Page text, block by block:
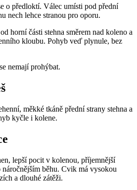
o předloktí. Válec umísti pod přední
nech lehce stranou pro oporu.
horní části stehna směrem nad koleno a
kloubu. Pohyb veď plynule, bez
nemají prohýbat.
měkké tkáně přední strany stehna a
kyčle i kolene.
lepší pocit v kolenou, příjemnější
běhu. Cvik má vysokou
a dlouhé zátěži.